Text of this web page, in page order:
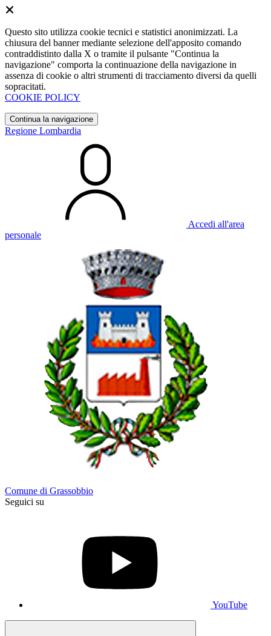
Questo sito utilizza cookie tecnici e statistici anonimizzati. La
chiusura del banner mediante selezione dell'apposito comando
contraddistinto dalla X o tramite il pulsante "Continua la
navigazione" comporta la continuazione della navigazione in
assenza di cookie o altri strumenti di tracciamento diversi da quelli
sopracitati.
COOKIE POLICY
Continua la navigazione
Regione Lombardia
Accedi all'area
personale
Comune di Grassobbio
Seguici su
YouTube